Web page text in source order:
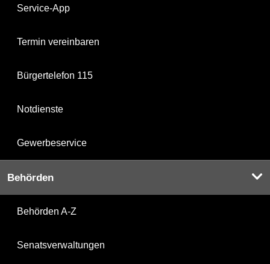
Service-App
Termin vereinbaren
Bürgertelefon 115
Notdienste
Gewerbeservice
Behörden
Behörden A-Z
Senatsverwaltungen